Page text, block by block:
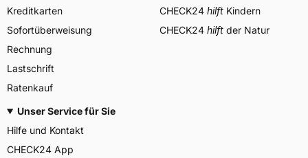
Kreditkarten
Sofortüberweisung
Rechnung
Lastschrift
Ratenkauf
CHECK24 hilft Kindern
CHECK24 hilft der Natur
Unser Service für Sie
Hilfe und Kontakt
CHECK24 App